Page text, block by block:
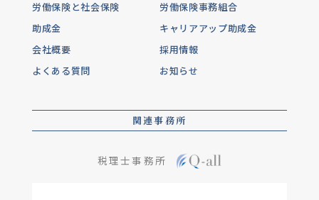
労働保険と社会保険
労働保険事務組合
助成金
キャリアアップ助成金
会社概要
採用情報
よくある質問
お知らせ
関連事務所
税理士事務所